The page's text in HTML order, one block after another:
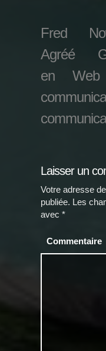
Fred
Agréé
en
Laisser un
Votre adresse
publiée. Les
avec *
Commentaire